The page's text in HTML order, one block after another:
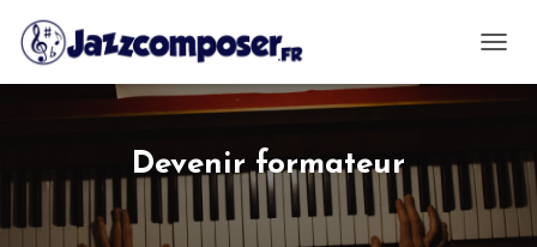
Devenir formateur